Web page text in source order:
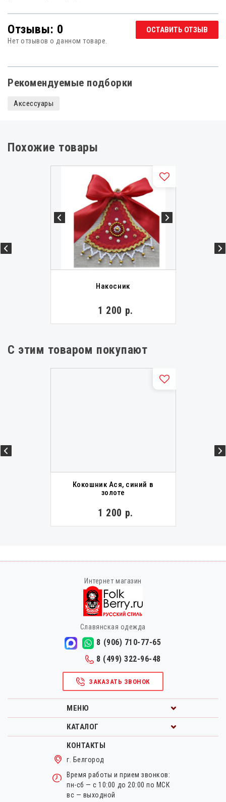
Отзывы: 0 ОСТАВИТЬ ОТЗЫВ
Нет отзывов о данном товаре.
Рекомендуемые подборки
Аксессуары
Похожие товары
Накосник
1 200 р.
С этим товаром покупают
Кокошник Ася, синий в
золоте
1 200 р.
Интернет магазин
Славянская одежда
8 (906) 710-77-65
8 (499) 322-96-48
ЗАКАЗАТЬ ЗВОНОК
МЕНЮ
КАТАЛОГ
КОНТАКТЫ
г. Белгород
Время работы и прием звонков:
пн-сб — с 10:00 до 20:00 по МСК
вс — выходной